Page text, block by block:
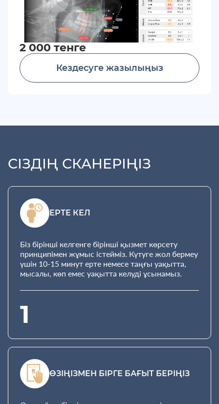
2 000 тенге
Кездесуге жазылыңыз
СІЗДІҢ СКАНЕРІҢІЗ
ЕРТЕ КЕЛ
Біз бірінші келгенге бірінші қызмет көрсету
принципімен жұмыс істейміз. Күтуге жол бермеу
үшін 10-15 минут ерте немесе таңғы уақытта,
мысалы, көп емес уақытта келуді ұсынамыз.
1
ӨЗІҢІЗМЕН БІРГЕ БАҒЫТ БЕРІҢІЗ